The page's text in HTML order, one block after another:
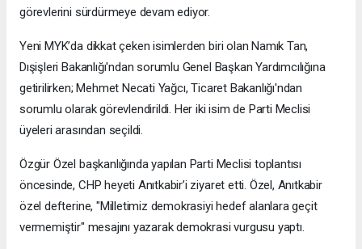
görevlerini sürdürmeye devam ediyor.
Yeni MYK’da dikkat çeken isimlerden biri olan Namık Tan,
Dışişleri Bakanlığı'ndan sorumlu Genel Başkan Yardımcılığına
getirilirken; Mehmet Necati Yağcı, Ticaret Bakanlığı'ndan
sorumlu olarak görevlendirildi. Her iki isim de Parti Meclisi
üyeleri arasından seçildi.
Özgür Özel başkanlığında yapılan Parti Meclisi toplantısı
öncesinde, CHP heyeti Anıtkabir’i ziyaret etti. Özel, Anıtkabir
özel defterine, "Milletimiz demokrasiyi hedef alanlara geçit
vermemiştir" mesajını yazarak demokrasi vurgusu yaptı.